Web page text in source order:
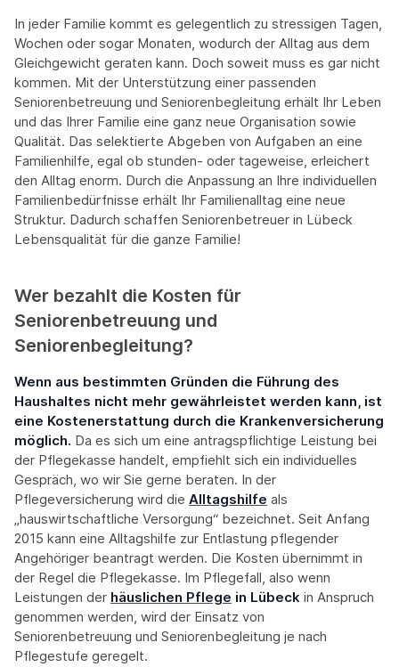
In jeder Familie kommt es gelegentlich zu stressigen Tagen,
Wochen oder sogar Monaten, wodurch der Alltag aus dem
Gleichgewicht geraten kann. Doch soweit muss es gar nicht
kommen. Mit der Unterstützung einer passenden
Seniorenbetreuung und Seniorenbegleitung erhält Ihr Leben
und das Ihrer Familie eine ganz neue Organisation sowie
Qualität. Das selektierte Abgeben von Aufgaben an eine
Familienhilfe, egal ob stunden- oder tageweise, erleichert
den Alltag enorm. Durch die Anpassung an Ihre individuellen
Familienbedürfnisse erhält Ihr Familienalltag eine neue
Struktur. Dadurch schaffen Seniorenbetreuer in Lübeck
Lebensqualität für die ganze Familie!
Wer bezahlt die Kosten für
Seniorenbetreuung und
Seniorenbegleitung?
Wenn aus bestimmten Gründen die Führung des
Haushaltes nicht mehr gewährleistet werden kann, ist
eine Kostenerstattung durch die Krankenversicherung
möglich. Da es sich um eine antragspflichtige Leistung bei
der Pflegekasse handelt, empfiehlt sich ein individuelles
Gespräch, wo wir Sie gerne beraten. In der
Pflegeversicherung wird die Alltagshilfe als
„hauswirtschaftliche Versorgung“ bezeichnet. Seit Anfang
2015 kann eine Alltagshilfe zur Entlastung pflegender
Angehöriger beantragt werden. Die Kosten übernimmt in
der Regel die Pflegekasse. Im Pflegefall, also wenn
Leistungen der häuslichen Pflege in Lübeck in Anspruch
genommen werden, wird der Einsatz von
Seniorenbetreuung und Seniorenbegleitung je nach
Pflegestufe geregelt.